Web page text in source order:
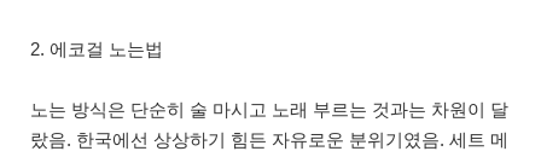
2. 에코걸 노는법
노는 방식은 단순히 술 마시고 노래 부르는 것과는 차원이 달
랐음. 한국에선 상상하기 힘든 자유로운 분위기였음. 세트 메